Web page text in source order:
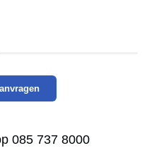
085 737 8000​